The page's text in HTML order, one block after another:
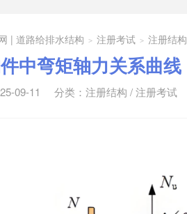
| 道路给排水结构 > 注册考试 > 注册结构
中弯矩轴力关系曲线
09-11 分类： 注册结构 /注册考试